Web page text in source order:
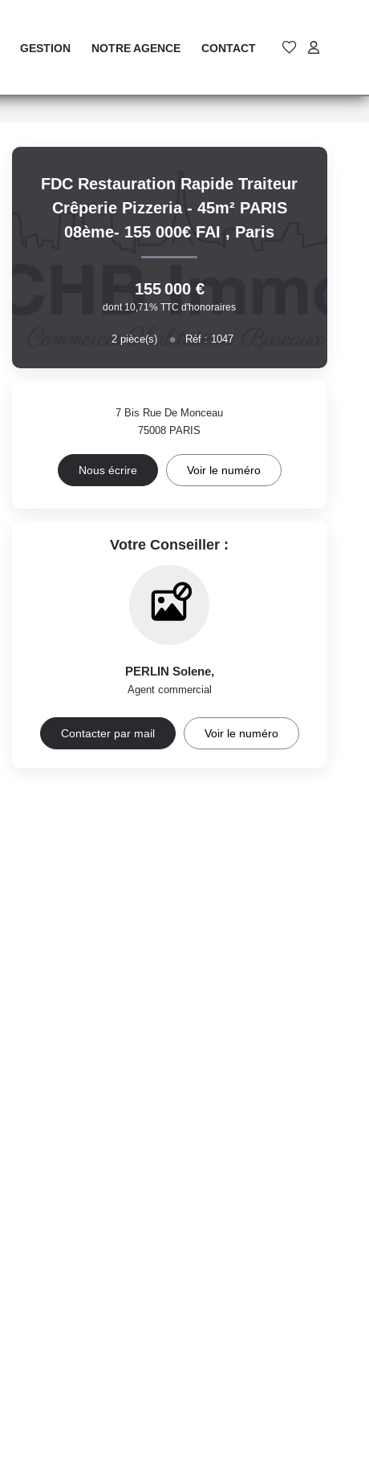
GESTION NOTRE AGENCE CONTACT
FDC Restauration Rapide Traiteur
Crêperie Pizzeria - 45m² PARIS
08ème- 155 000€ FAI , Paris
155 000 €
dont 10,71% TTC d'honoraires
2pièce(s) Réf : 1047
7 Bis Rue De Monceau
75008 PARIS
Nous écrire Voir le numéro
Votre Conseiller :
PERLIN Solene,
Agent commercial
Contacter par mail Voir le numéro